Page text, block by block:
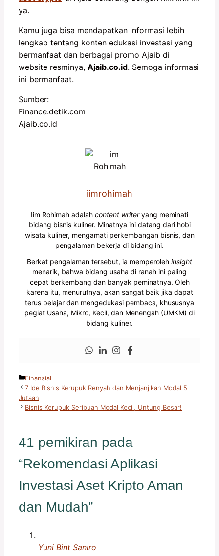
ya.
Kamu juga bisa mendapatkan informasi lebih
lengkap tentang konten edukasi investasi yang
bermanfaat dan berbagai promo Ajaib di
website resminya, Ajaib.co.id. Semoga informasi
ini bermanfaat.
Sumber:
Finance.detik.com
Ajaib.co.id
iimrohimah
Iim Rohimah adalah content writeryang meminati
bidang bisnis kuliner. Minatnya ini datang dari hobi
wisata kuliner, mengamati perkembangan bisnis, dan
pengalaman bekerja di bidang ini.
Berkat pengalaman tersebut, ia memperoleh insight
menarik, bahwa bidang usaha di ranah ini paling
cepat berkembang dan banyak peminatnya. Oleh
karena itu, menurutnya, akan sangat baik jika dapat
terus belajar dan mengedukasi pembaca, khususnya
pegiat Usaha, Mikro, Kecil, dan Menengah (UMKM) di
bidang kuliner.
Kategori
Finansial
7 Ide Bisnis Kerupuk Renyah dan Menjanjikan Modal 5
Jutaan
Bisnis Kerupuk Seribuan Modal Kecil, Untung Besar!
41 pemikiran pada
“Rekomendasi Aplikasi
Investasi Aset Kripto Aman
dan Mudah”
Yuni Bint Saniro